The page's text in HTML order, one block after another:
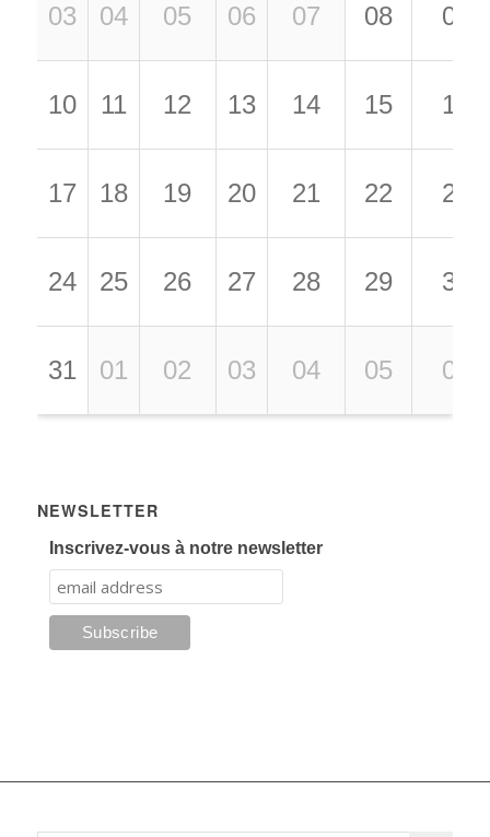
03 04 05 06 07 08 09
10 11 12 13 14 15 16
17 18 19 20 21 22 23
24 25 26 27 28 29 30
31 01 02 03 04 05 06
NEWSLETTER
Inscrivez-vous à notre newsletter